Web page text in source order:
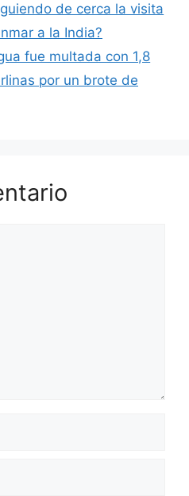
de cerca la visita
a la India?
fue multada con 1,8
por un brote de